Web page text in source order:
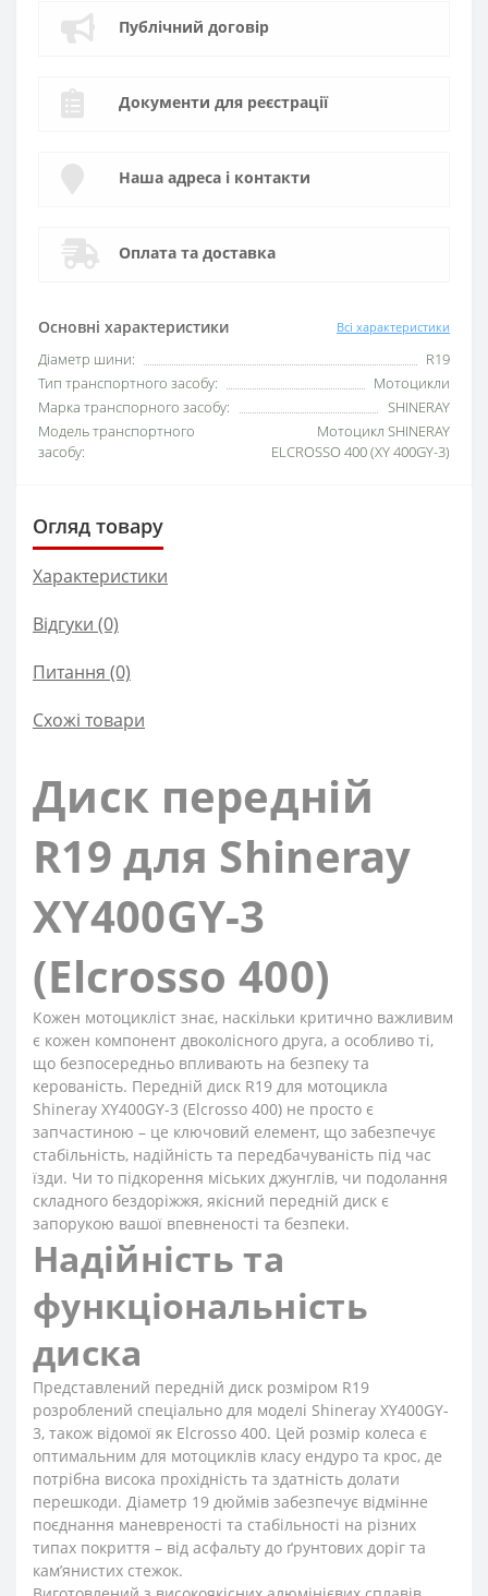
Основні характеристики Всі характеристики
Діаметр шини:
R19
Тип транспортного засобу:
Мотоцикли
Марка транспорного засобу:
SHINERAY
Модель транспортного
засобу:
Мотоцикл SHINERAY
ELCROSSO 400 (XY 400GY-3)
Публічний договір
Документи для реєстрації
Наша адреса і контакти
Оплата та доставка
Огляд товару
Характеристики
Відгуки (0)
Питання (0)
Схожі товари
Диск передній
R19 для Shineray
XY400GY-3
(Elcrosso 400)
Кожен мотоцикліст знає, наскільки критично важливим
є кожен компонент двоколісного друга, а особливо ті,
що безпосередньо впливають на безпеку та
керованість. Передній диск R19 для мотоцикла
Shineray XY400GY-3 (Elcrosso 400) не просто є
запчастиною – це ключовий елемент, що забезпечує
стабільність, надійність та передбачуваність під час
їзди. Чи то підкорення міських джунглів, чи подолання
складного бездоріжжя, якісний передній диск є
запорукою вашої впевненості та безпеки.
Надійність та
функціональність
диска
Представлений передній диск розміром R19
розроблений спеціально для моделі Shineray XY400GY-
3, також відомої як Elcrosso 400. Цей розмір колеса є
оптимальним для мотоциклів класу ендуро та крос, де
потрібна висока прохідність та здатність долати
перешкоди. Діаметр 19 дюймів забезпечує відмінне
поєднання маневреності та стабільності на різних
типах покриття – від асфальту до ґрунтових доріг та
кам’янистих стежок.